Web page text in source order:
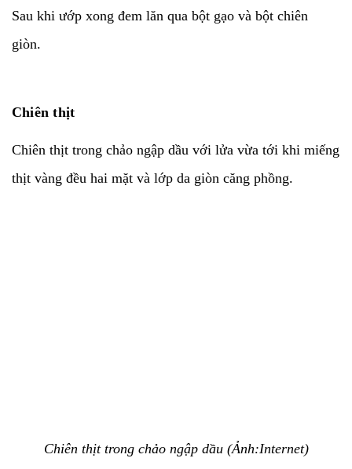
Sau khi ướp xong đem lăn qua bột gạo và bột chiên
giòn.
Chiên thịt
Chiên thịt trong chảo ngập dầu với lửa vừa tới khi miếng
thịt vàng đều hai mặt và lớp da giòn căng phồng.
Chiên thịt trong chảo ngập dầu (Ảnh:Internet)